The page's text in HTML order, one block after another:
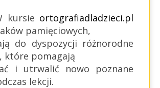
ortografiadladzieci.pl
pamięciowych,
do dyspozycji różnorodne
które pomagają
i utrwalić nowo poznane
lekcji.